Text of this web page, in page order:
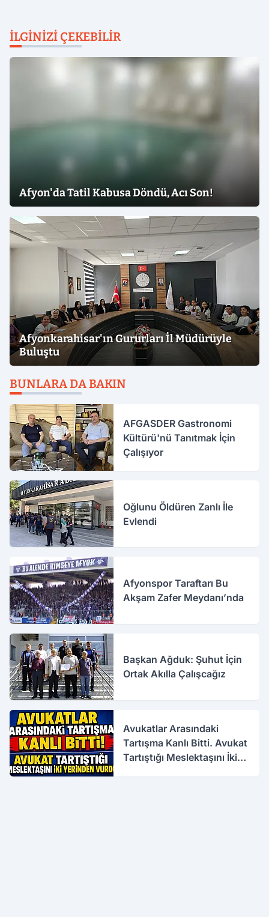
İLGINIZI ÇEKEBILIR
Afyon'da Tatil Kabusa Döndü, Acı Son!
Afyonkarahisar'ın Gururları İl Müdürüyle
Buluştu
BUNLARA DA BAKIN
AFGASDER Gastronomi
Kültürü'nü Tanıtmak İçin
Çalışıyor
Oğlunu Öldüren Zanlı İle
Evlendi
Afyonspor Taraftarı Bu
Akşam Zafer Meydanı’nda
Başkan Ağduk: Şuhut İçin
Ortak Akılla Çalışcağız
Avukatlar Arasındaki
Tartışma Kanlı Bitti. Avukat
Tartıştığı Meslektaşını İki